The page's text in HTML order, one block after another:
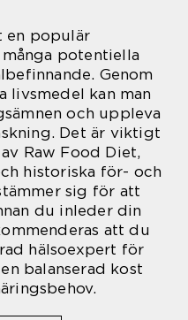
en populär
potentiella
Genom
livsmedel kan man
och uppleva
Det är viktigt
Raw Food Diet,
historiska för- och
sig för att
du inleder din
att du
hälsoexpert för
balanserad kost